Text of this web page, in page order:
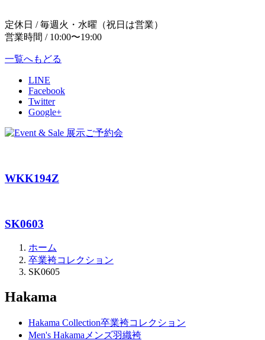
定休日 / 毎週火・水曜（祝日は営業）
営業時間 / 10:00〜19:00
一覧へもどる
LINE
Facebook
Twitter
Google+
WKK194Z
SK0603
ホーム
卒業袴コレクション
SK0605
Hakama
Hakama Collection卒業袴コレクション
Men's Hakama メンズ羽織袴